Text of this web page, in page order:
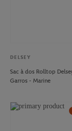
DELSEY
Sac à dos Rolltop
Garros - Marine